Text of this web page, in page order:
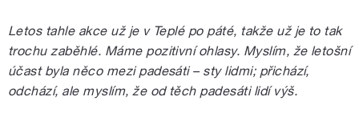
Letos tahle akce už je v Teplé po páté, takže už je to tak
trochu zaběhlé. Máme pozitivní ohlasy. Myslím, že letošní
účast byla něco mezi padesáti – sty lidmi; přichází,
odchází, ale myslím, že od těch padesáti lidí výš.